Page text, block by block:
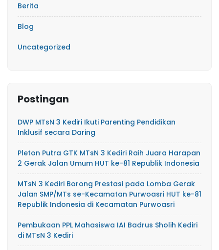
Berita
Blog
Uncategorized
Postingan
DWP MTsN 3 Kediri Ikuti Parenting Pendidikan
Inklusif secara Daring
Pleton Putra GTK MTsN 3 Kediri Raih Juara Harapan
2 Gerak Jalan Umum HUT ke-81 Republik Indonesia
MTsN 3 Kediri Borong Prestasi pada Lomba Gerak
Jalan SMP/MTs se-Kecamatan Purwoasri HUT ke-81
Republik Indonesia di Kecamatan Purwoasri
Pembukaan PPL Mahasiswa IAI Badrus Sholih Kediri
di MTsN 3 Kediri